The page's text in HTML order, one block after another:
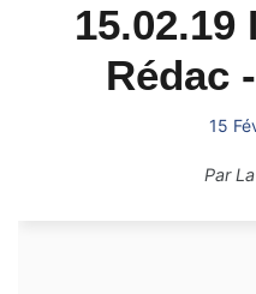
Rédac
15
Par